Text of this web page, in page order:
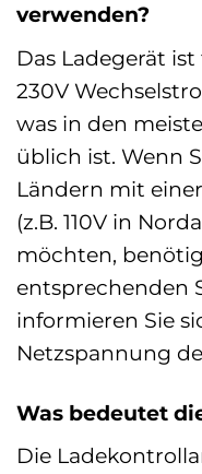
verwenden?
Das Ladegerät
230V
was in den
üblich ist. Wenn
Ländern mit
(z.B. 110V in
möchten,
entsprechenden
informieren Sie
Netzspannung
Was bedeutet
Die